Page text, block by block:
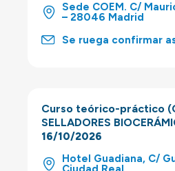
Sede COEM. C/
– 28046 Madrid
Se ruega confirmar
Curso teórico-práctico
SELLADORES
16/10/2026
Hotel Guadiana, C/